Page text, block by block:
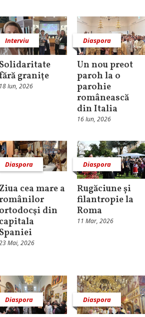
Interviu
Solidaritate
graniţe
18 Iun, 2026
Diaspora
Un nou preot
paroh la o
parohie
românească
din Italia
16 Iun, 2026
Diaspora
Ziua cea mare a
ortodocşi din
capitala
Spaniei
Mai, 2026
Diaspora
Rugăciune și
filantropie la
Roma
11 Mar, 2026
Diaspora Diaspora